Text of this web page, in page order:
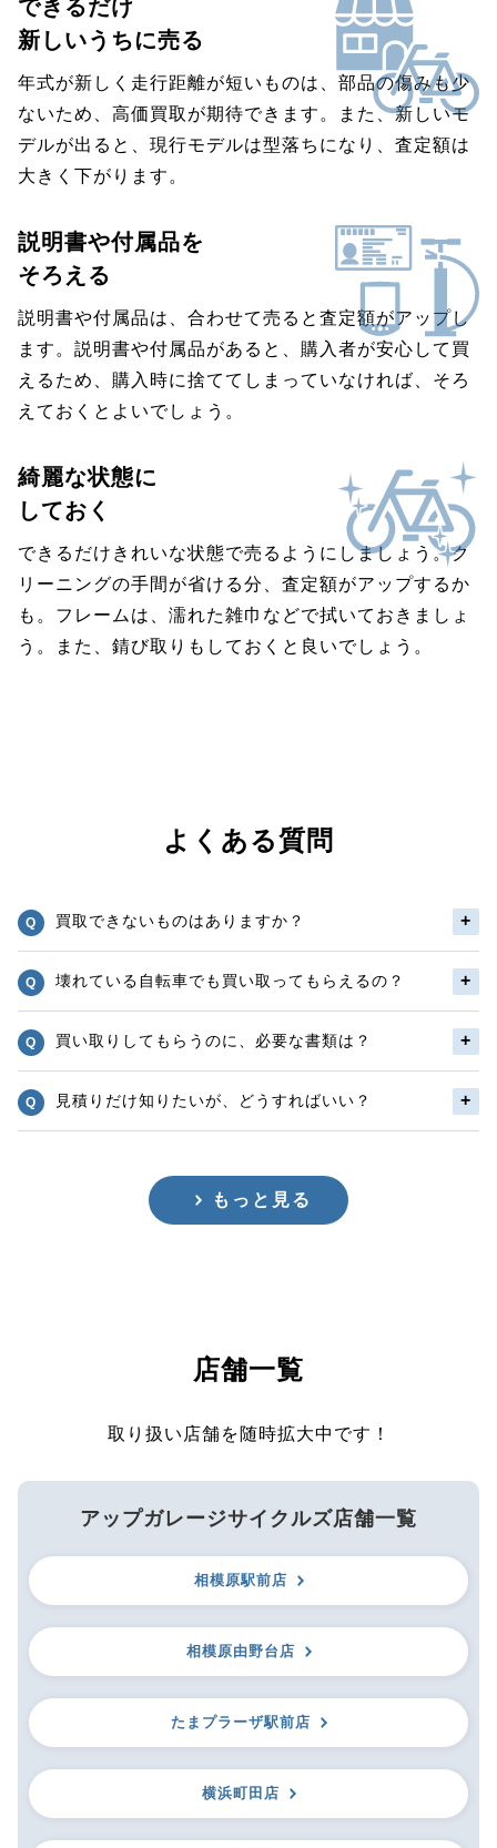
できるだけ
新しいうちに売る
年式が新しく走行距離が短いものは、部品の傷みも少
ないため、高価買取が期待できます。また、新しいモ
デルが出ると、現行モデルは型落ちになり、査定額は
大きく下がります。
説明書や付属品を
そろえる
説明書や付属品は、合わせて売ると査定額がアップし
ます。説明書や付属品があると、購入者が安心して買
えるため、購入時に捨ててしまっていなければ、そろ
えておくとよいでしょう。
綺麗な状態に
しておく
できるだけきれいな状態で売るようにしましょう。ク
リーニングの手間が省ける分、査定額がアップするか
も。フレームは、濡れた雑巾などで拭いておきましょ
う。また、錆び取りもしておくと良いでしょう。
よくある質問
買取できないものはありますか？
壊れている自転車でも買い取ってもらえるの？
買い取りしてもらうのに、必要な書類は？
見積りだけ知りたいが、どうすればいい？
もっと見る
店舗一覧
取り扱い店舗を随時拡大中です！
アップガレージサイクルズ店舗一覧
相模原駅前店
相模原由野台店
たまプラーザ駅前店
横浜町田店